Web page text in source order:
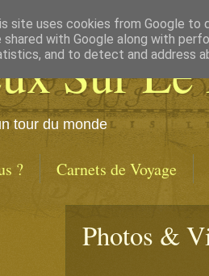
Sur
tour du monde
? Carnets de Voyage
Photos &
site uses cookies from Google to
shared with Google along with
and to detect and address